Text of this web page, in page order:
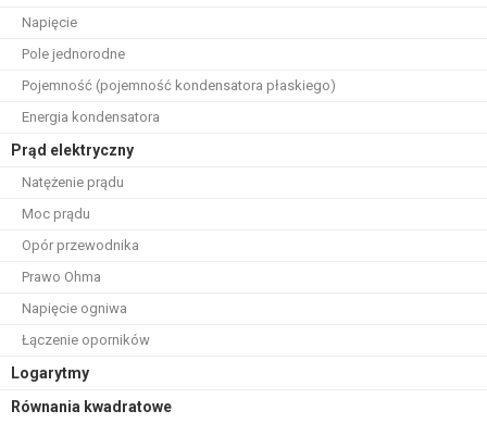
Napięcie
Pole jednorodne
Pojemność (pojemność kondensatora płaskiego)
Energia kondensatora
Prąd elektryczny
Natężenie prądu
Moc prądu
Opór przewodnika
Prawo Ohma
Napięcie ogniwa
Łączenie oporników
Logarytmy
Równania kwadratowe